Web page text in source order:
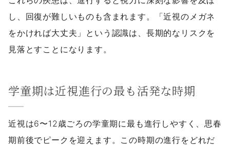
し、回復が難しいものも含まれます。「近視のメガネ
をかければ大丈夫」という認識は、長期的なリスクを
見落とすことになります。
学童期は近視進行の最も活発な時期
近視は6〜12歳ごろの学童期に最も進行しやすく、思春
期前後でピークを迎えます。この時期の進行をどれだ